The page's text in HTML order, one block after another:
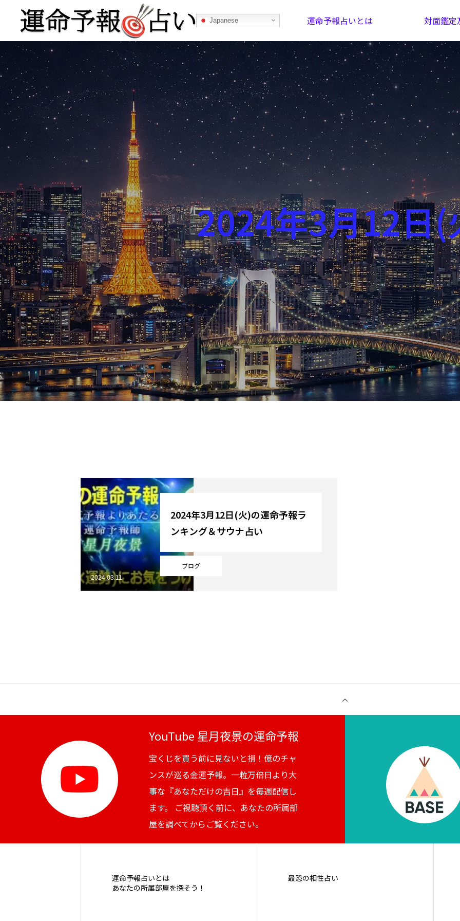
Japanese 運命予報占いとは 対面鑑定
運命予報占い
運命予報占いとは あなたの所属部屋を探そう！ 最恐の相性占い
記事カテゴリー
ブログ お知らせ 芸能界
スポーツ 競馬 社会
テニス四大大会・五輪
テニス四大大会・五輪
YouTube
Online Store
2024年3月12日(
ブログ
2024年3月12日(火)の運命予報ラ
ンキング＆サウナ占い
2024.03.11
YouTube 星月夜景の運命予報
宝くじを買う前に見ないと損！億のチャ
ンスが巡る金運予報。一粒万倍日より大
事な『あなただけの吉日』を毎週配信し
ます。 ご視聴頂く前に、あなたの所属部
屋を調べてからご覧ください。
運命予報占いとは
あなたの所属部屋を探そう！
最恐の相性占い